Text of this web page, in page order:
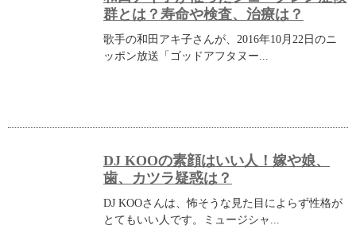
群とは？寿命や検査、治療は？
歌手の和田アキ子さんが、2016年10月22日のニ
ッポン放送「ゴッドアフタヌー...
DJ KOOの素顔はいい人！嫁や娘、
歯、カツラ疑惑は？
DJ KOOさんは、怖そうな見た目によらず性格が
とてもいい人です。ミュージシャ...